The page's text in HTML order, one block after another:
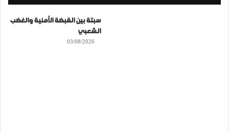
سبتة بين القبضة الأمنية والغضب
الشعبي
03/08/2026